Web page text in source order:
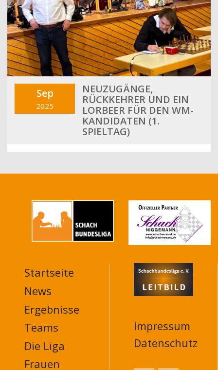
Sep
2025
NEUZUGÄNGE,
RÜCKKEHRER UND EIN
LORBEER FÜR DEN WM-
KANDIDATEN (1.
SPIELTAG)
MAIN
NAVIGATION
FOOTER
Startseite
News
Ergebnisse
Teams
Die Liga
Frauen
Impressum
Datenschutz